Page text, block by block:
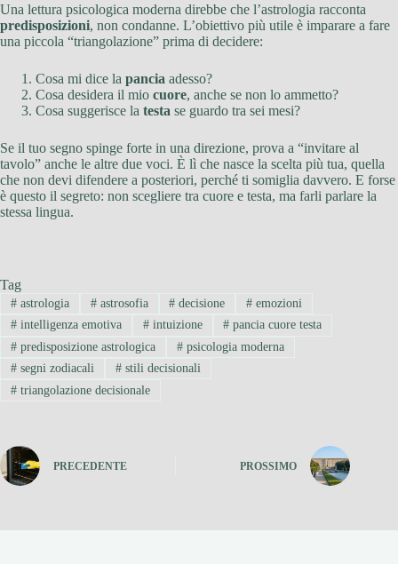
Una lettura psicologica moderna direbbe che l’astrologia racconta
predisposizioni, non condanne. L’obiettivo più utile è imparare a fare
una piccola “triangolazione” prima di decidere:
Cosa mi dice la pancia adesso?
Cosa desidera il mio cuore, anche se non lo ammetto?
Cosa suggerisce la testa se guardo tra sei mesi?
Se il tuo segno spinge forte in una direzione, prova a “invitare al
tavolo” anche le altre due voci. È lì che nasce la scelta più tua, quella
che non devi difendere a posteriori, perché ti somiglia davvero. E forse
è questo il segreto: non scegliere tra cuore e testa, ma farli parlare la
stessa lingua.
Tag
#astrologia #astrosofia # decisione # emozioni
#intelligenza emotiva #intuizione # pancia cuore testa
#predisposizione astrologica #psicologia moderna
#segni zodiacali #stili decisionali
#triangolazione decisionale
PRECEDENTE PROSSIMO